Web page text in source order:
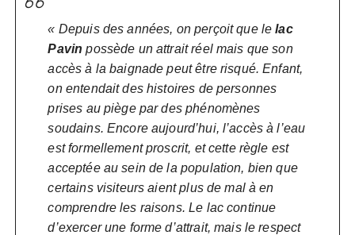
« Depuis des années, on perçoit que lelac
Pavin possède un attrait réel mais que son
accès à la baignade peut être risqué. Enfant,
on entendait des histoires de personnes
prises au piège par des phénomènes
soudains. Encore aujourd’hui, l’accès à l’eau
est formellement proscrit, et cette règle est
acceptée au sein de la population, bien que
certains visiteurs aient plus de mal à en
comprendre les raisons. Le lac continue
d’exercer une forme d’attrait, mais le respect